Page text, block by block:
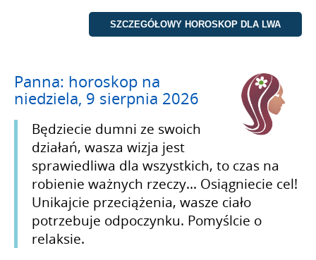
Panna: horoskop na
niedziela, 9 sierpnia 2026
Będziecie dumni ze swoich
działań, wasza wizja jest
sprawiedliwa dla wszystkich, to czas na
robienie ważnych rzeczy... Osiągniecie cel!
Unikajcie przeciążenia, wasze ciało
potrzebuje odpoczynku. Pomyślcie o
relaksie.